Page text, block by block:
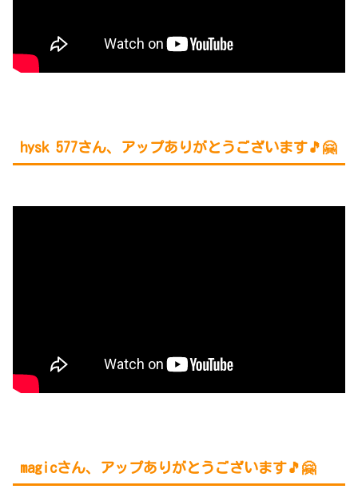
hysk 577さん、アップありがとうございます🎵🤗
magicさん、アップありがとうございます🎵🤗